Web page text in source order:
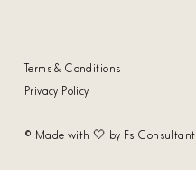
© Made with 🤍 by Fs Consultant
Terms & Conditions
Privacy Policy